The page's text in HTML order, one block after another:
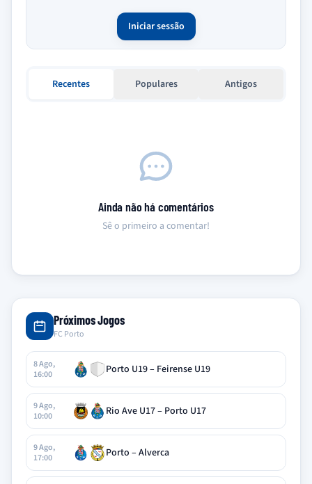
Iniciar sessão
Recentes Populares Antigos
Ainda não há comentários
Sê o primeiro a comentar!
Próximos Jogos
FC Porto
8 Ago,
16:00
Porto U19 – Feirense U19
9 Ago,
10:00
Rio Ave U17 – Porto U17
9 Ago,
17:00
Porto – Alverca